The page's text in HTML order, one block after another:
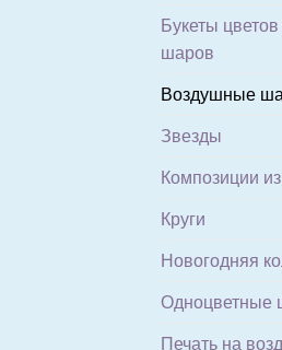
Букеты
шаров
Воздушные
Звезды
Композиции
Круги
Новогодняя
Одноцветные
Печать на